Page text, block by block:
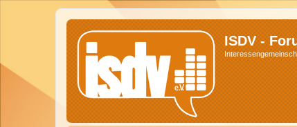
ISDV -